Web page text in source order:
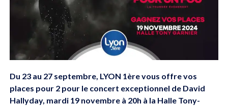
Du 23 au 27 septembre, LYON 1ère vous offre vos
places pour 2 pour le concert exceptionnel de David
Hallyday, mardi 19 novembre à 20h à la Halle Tony-